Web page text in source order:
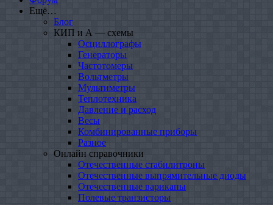
Ещё…
Блог
КИП и А — схемы
Осциллографы
Генераторы
Частотомеры
Вольтметры
Мультиметры
Теплотехника
Давление и расход
Весы
Комбинированные приборы
Разное
Онлайн справочники
Отечественные стабилитроны
Отечественные выпрямительные диоды
Отечественные варикапы
Полевые транзисторы